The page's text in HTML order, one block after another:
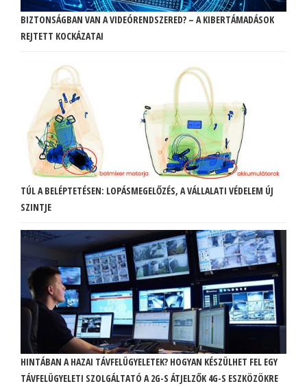
BIZTONSÁGBAN VAN A VIDEÓRENDSZERED? – A KIBERTÁMADÁSOK
REJTETT KOCKÁZATAI
TÚL A BELÉPTETÉSEN: LOPÁSMEGELŐZÉS, A VÁLLALATI VÉDELEM ÚJ
SZINTJE
HINTÁBAN A HAZAI TÁVFELÜGYELETEK? HOGYAN KÉSZÜLHET FEL EGY
TÁVFELÜGYELETI SZOLGÁLTATÓ A 2G-S ÁTJELZŐK 4G-S ESZKÖZÖKRE